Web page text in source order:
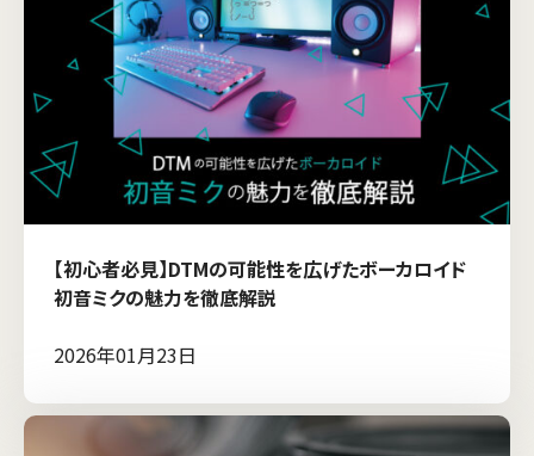
【初心者必見】DTMの可能性を広げたボーカロイド
初音ミクの魅力を徹底解説
2026年01月23日